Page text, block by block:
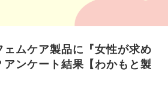
ェムケア製品に『女性が求め
ンケート結果【わかもと製